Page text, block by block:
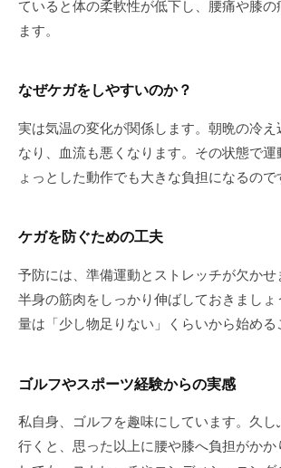
ていると体の柔軟性が低下し、腰痛や膝の
ます。
なぜケガをしやすいのか？
実は気温の変化が関係します。朝晩の冷え
なり、血流も悪くなります。その状態で運
ょっとした動作でも大きな負担になるので
ケガを防ぐための工夫
予防には、準備運動とストレッチが欠か
半身の筋肉をしっかり伸ばしておきましょ
量は「少し物足りない」くらいから始める
ゴルフやスポーツ経験からの実感
私自身、ゴルフを趣味にしています。久
行くと、思った以上に腰や膝へ負担がかか